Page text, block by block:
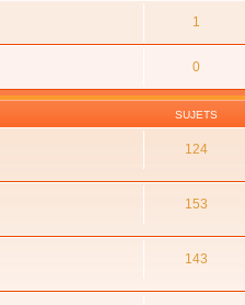
1
0
SUJETS
124
153
143